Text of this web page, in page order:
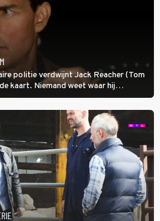
politie verdwijnt Jack Reacher (Tom
kaart. Niemand weet waar hij
James Barr naar hem vraagt.